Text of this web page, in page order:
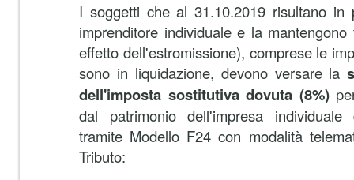
I soggetti che al 31.10.2019 risultano in
imprenditore individuale e la
effetto dell'estromissione), comprese le
sono in liquidazione, devono versare la
dell'imposta sostitutiva dovuta (8%)
dal patrimonio dell'impresa individuale
tramite Modello F24 con modalità
Tributo: